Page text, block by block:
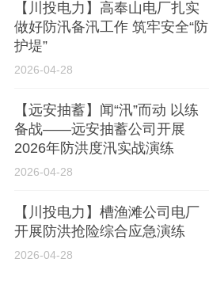
【川投电力】高奉山电厂扎实
做好防汛备汛工作 筑牢安全“防
护堤”
2026-04-28
【远安抽蓄】闻“汛”而动 以练
备战——远安抽蓄公司开展
2026年防洪度汛实战演练
2026-04-28
【川投电力】槽渔滩公司电厂
开展防洪抢险综合应急演练
2026-04-28